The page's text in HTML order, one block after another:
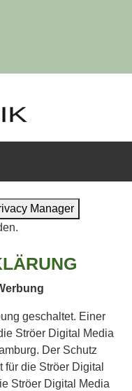
Manager
geschaltet. Einer
Ströer Digital Media
Der Schutz
die Ströer Digital
Ströer Digital Media